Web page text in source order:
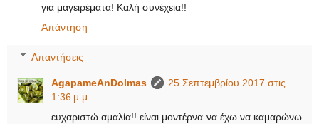
για μαγειρέματα! Καλή συνέχεια!!
Απάντηση
Απαντήσεις
AgapameAnDolmas
25 Σεπτεμβρίου 2017 στις
1:36 μ.μ.
ευχαριστώ αμαλία!! είναι μοντέρνα να έχω να καμαρώνω